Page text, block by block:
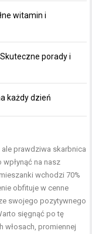
witamin i
porady i
każdy dzień
prawdziwa skarbnica
na nasz
wchodzi 70%
obfituje w cenne
swojego pozytywnego
sięgnąć po tę
włosach, promiennej